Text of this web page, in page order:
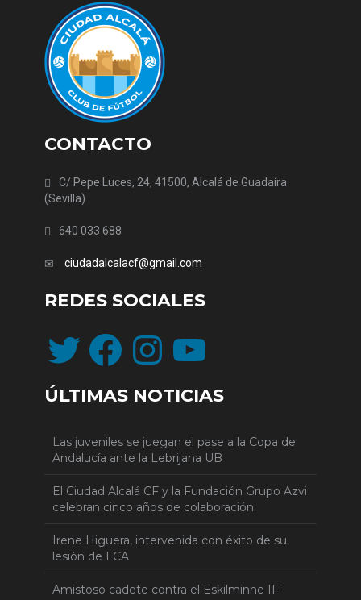
CONTACTO
C/ Pepe Luces, 24, 41500, Alcalá de Guadaíra
(Sevilla)
640 033 688
ciudadalcalacf@gmail.com
REDES SOCIALES
Twitter FacebookInstagramYouTube
ÚLTIMAS NOTICIAS
Las juveniles se juegan el pase a la Copa de
Andalucía ante la Lebrijana UB
El Ciudad Alcalá CF y la Fundación Grupo Azvi
celebran cinco años de colaboración
Irene Higuera, intervenida con éxito de su
lesión de LCA
Amistoso cadete contra el Eskilminne IF